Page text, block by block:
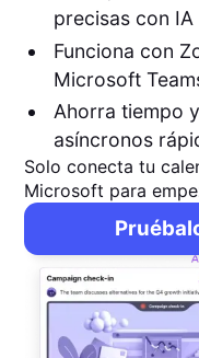
precisas con IA
Funciona con
Microsoft
Ahorra tiempo
asíncronos
Solo conecta tu
Microsoft para